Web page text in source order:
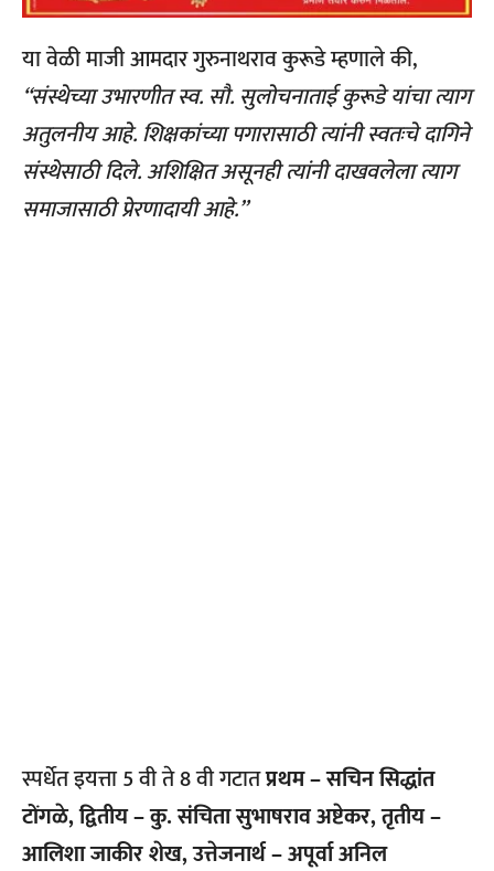
या वेळी माजी आमदार गुरुनाथराव कुरूडे म्हणाले की,
“संस्थेच्या उभारणीत स्व. सौ. सुलोचनाताई कुरूडे यांचा त्याग
अतुलनीय आहे. शिक्षकांच्या पगारासाठी त्यांनी स्वतःचे दागिने
संस्थेसाठी दिले. अशिक्षित असूनही त्यांनी दाखवलेला त्याग
समाजासाठी प्रेरणादायी आहे.”
स्पर्धेत इयत्ता 5 वी ते 8 वी गटातप्रथम – सचिन सिद्धांत
टोंगळे, द्वितीय – कु. संचिता सुभाषराव अष्टेकर, तृतीय –
आलिशा जाकीर शेख, उत्तेजनार्थ – अपूर्वा अनिल